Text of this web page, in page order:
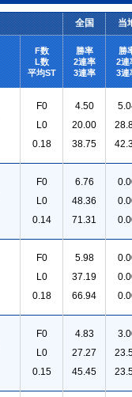
全国 当
F数
L数
平均ST
勝率
2連率
3連率
勝
2連
3連
F0
L0
0.18
4.50
20.00
38.75
F0
L0
0.14
6.76
48.36
71.31
F0
L0
0.18
5.98
37.19
66.94
F0
L0
0.15
4.83
27.27
45.45